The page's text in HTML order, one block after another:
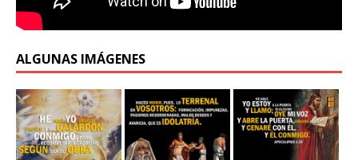
ALGUNAS IMÁGENES